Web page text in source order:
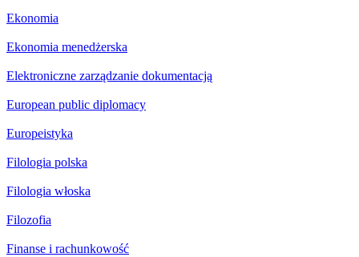
Ekonomia
Ekonomia menedżerska
Elektroniczne zarządzanie dokumentacją
European public diplomacy
Europeistyka
Filologia polska
Filologia włoska
Filozofia
Finanse i rachunkowość